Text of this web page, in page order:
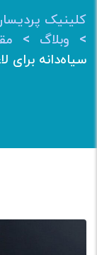
کلینیک
> وبلاگ >
سیاه‌دانه برای